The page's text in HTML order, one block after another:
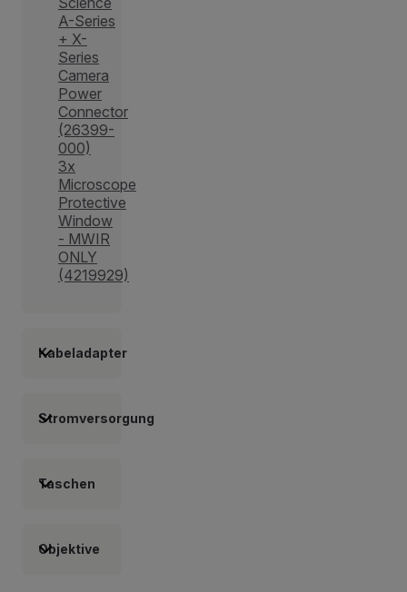
A-Series
+ X-
Series
Camera
Power
Connector
(26399-
000)
3x
Microscope
Protective
Window
- MWIR
ONLY
(4219929)
Kabeladapter
Stromversorgung
Taschen
Objektive